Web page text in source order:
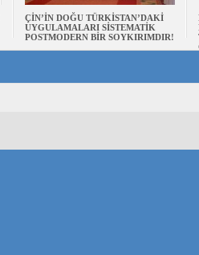
ÇİN’İN DOĞU TÜRKİSTAN’DAKİ
UYGULAMALARI SİSTEMATİK
POSTMODERN BİR SOYKIRIMDIR!